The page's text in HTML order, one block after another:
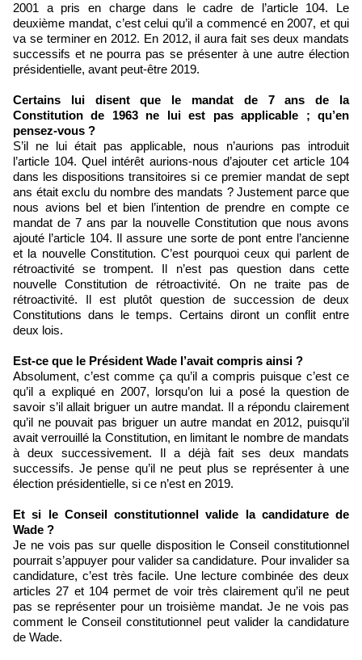
2001 a pris en charge dans le cadre de l’article 104. Le
deuxième mandat, c’est celui qu’il a commencé en 2007, et qui
va se terminer en 2012. En 2012, il aura fait ses deux mandats
successifs et ne pourra pas se présenter à une autre élection
présidentielle, avant peut-être 2019.
Certains lui disent que le mandat de 7 ans de la
Constitution de 1963 ne lui est pas applicable ; qu’en
pensez-vous ?
S’il ne lui était pas applicable, nous n’aurions pas introduit
l’article 104. Quel intérêt aurions-nous d’ajouter cet article 104
dans les dispositions transitoires si ce premier mandat de sept
ans était exclu du nombre des mandats ? Justement parce que
nous avions bel et bien l’intention de prendre en compte ce
mandat de 7 ans par la nouvelle Constitution que nous avons
ajouté l’article 104. Il assure une sorte de pont entre l’ancienne
et la nouvelle Constitution. C’est pourquoi ceux qui parlent de
rétroactivité se trompent. Il n’est pas question dans cette
nouvelle Constitution de rétroactivité. On ne traite pas de
rétroactivité. Il est plutôt question de succession de deux
Constitutions dans le temps. Certains diront un conflit entre
deux lois.
Est-ce que le Président Wade l’avait compris ainsi ?
Absolument, c’est comme ça qu’il a compris puisque c’est ce
qu’il a expliqué en 2007, lorsqu’on lui a posé la question de
savoir s’il allait briguer un autre mandat. Il a répondu clairement
qu’il ne pouvait pas briguer un autre mandat en 2012, puisqu’il
avait verrouillé la Constitution, en limitant le nombre de mandats
à deux successivement. Il a déjà fait ses deux mandats
successifs. Je pense qu’il ne peut plus se représenter à une
élection présidentielle, si ce n’est en 2019.
Et si le Conseil constitutionnel valide la candidature de
Wade ?
Je ne vois pas sur quelle disposition le Conseil constitutionnel
pourrait s’appuyer pour valider sa candidature. Pour invalider sa
candidature, c’est très facile. Une lecture combinée des deux
articles 27 et 104 permet de voir très clairement qu’il ne peut
pas se représenter pour un troisième mandat. Je ne vois pas
comment le Conseil constitutionnel peut valider la candidature
de Wade.